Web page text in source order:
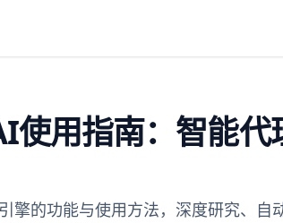
用指南：智能代
擎的功能与使用方法，深度研究、自